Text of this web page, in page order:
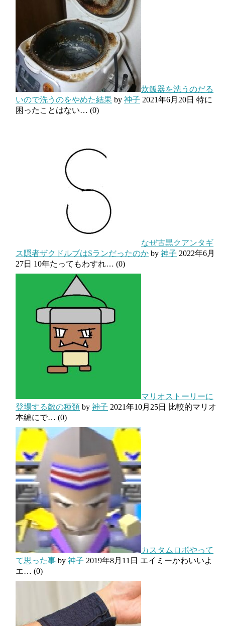
炊飯器を洗うのだる
いので洗うのをやめた結果 by 神子 2021年6月20日 特に
困ったことはない… (0)
なぜ古黒クアンタギ
ス隠者ザクドルブはSランだったのか by 神子 2022年6月
27日 10年たってもわすれ… (0)
マリオストーリーに
登場する敵の種類 by 神子 2021年10月25日 比較的マリオ
本編にで… (0)
カスタムロボやって
て思った事 by 神子 2019年8月11日 エイミーかわいいよ
エ… (0)